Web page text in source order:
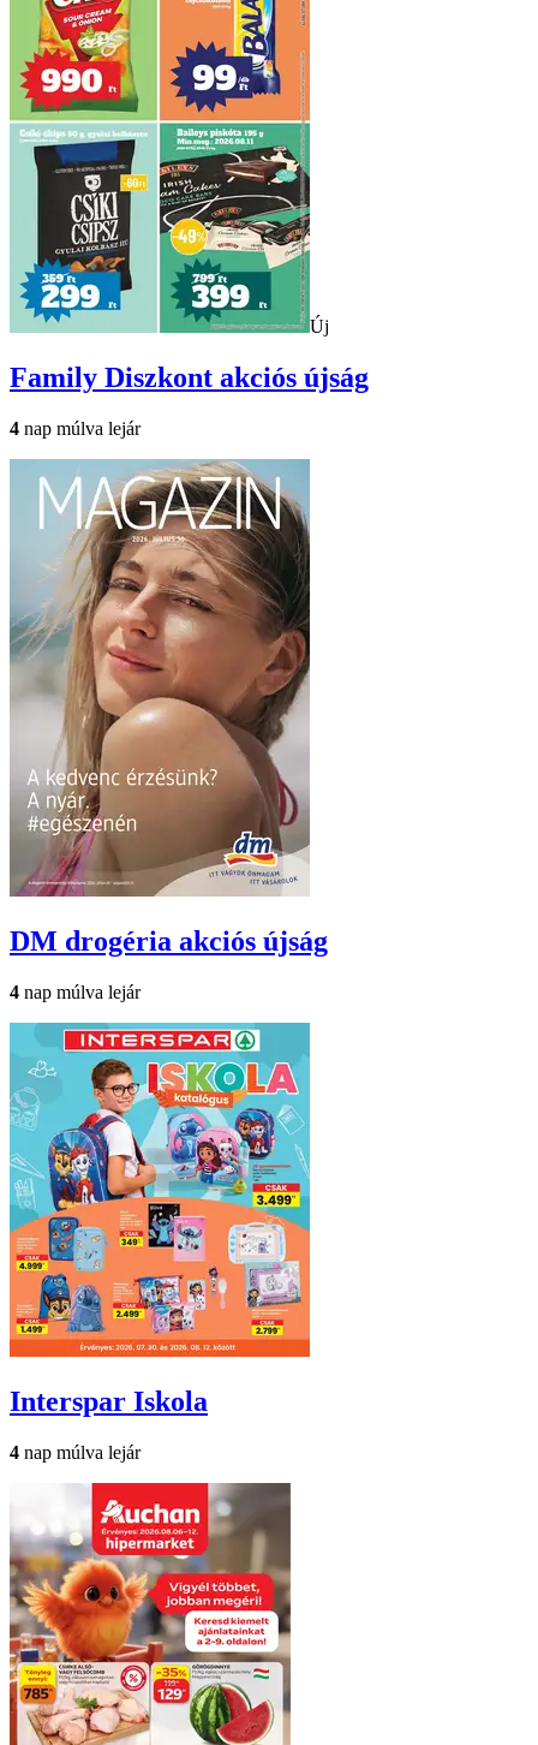
Új
Family Diszkont akciós újság
4 nap múlva lejár
DM drogéria akciós újság
4 nap múlva lejár
Interspar Iskola
4 nap múlva lejár